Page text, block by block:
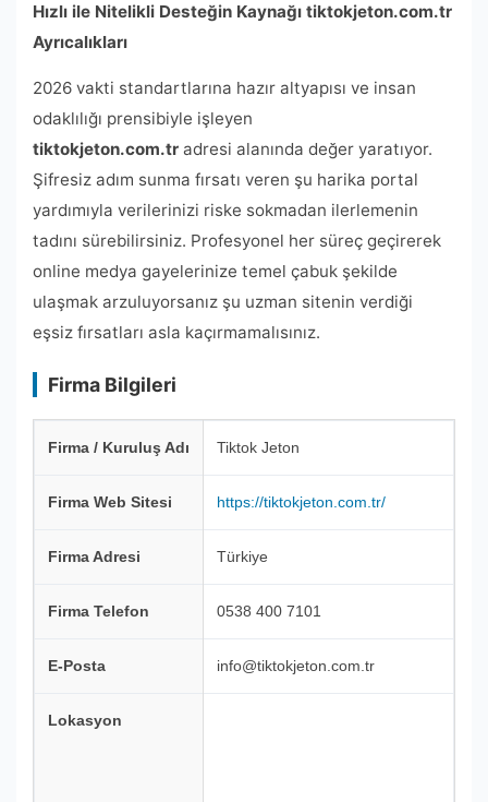
Hızlı ile Nitelikli Desteğin Kaynağı tiktokjeton.com.tr
Ayrıcalıkları
2026 vakti standartlarına hazır altyapısı ve insan
odaklılığı prensibiyle işleyen
tiktokjeton.com.tr adresi alanında değer yaratıyor.
Şifresiz adım sunma fırsatı veren şu harika portal
yardımıyla verilerinizi riske sokmadan ilerlemenin
tadını sürebilirsiniz. Profesyonel her süreç geçirerek
online medya gayelerinize temel çabuk şekilde
ulaşmak arzuluyorsanız şu uzman sitenin verdiği
eşsiz fırsatları asla kaçırmamalısınız.
Firma Bilgileri
Firma / Kuruluş Adı Tiktok Jeton
Firma Web Sitesi https://tiktokjeton.com.tr/
Firma Adresi Türkiye
Firma Telefon 0538 400 7101
E-Posta info@tiktokjeton.com.tr
Lokasyon